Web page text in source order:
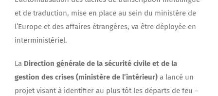
et de traduction, mise en place au sein du ministère de
l’Europe et des affaires étrangères, va être déployée en
interministériel.
La Direction générale de la sécurité civile et de la
gestion des crises (ministère de l’intérieur) a lancé un
projet visant à identifier au plus tôt les départs de feu –